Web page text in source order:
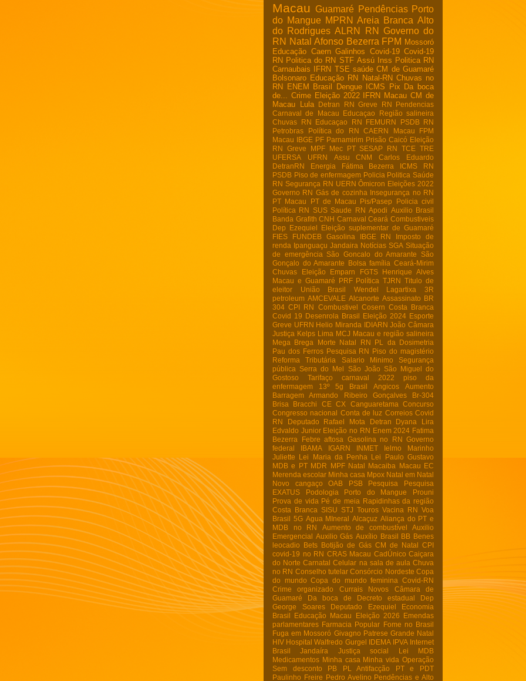
Macau Guamaré Pendências Porto
do Mangue MPRN Areia Branca Alto
do Rodrigues ALRN RN
Governo do
RN Natal Afonso Bezerra FPM Mossoró
Educação Caern Galinhos Covid-19 Covid-19
RN Politica do RN STF Assú Inss Politica RN
Carnaubais
IFRN TSE saúde CM de Guamaré
Bolsonaro Educação RN Natal-RN Chuvas no
RN
ENEM Brasil Dengue ICMS Pix Da boca
de...
Crime Eleição 2022 IFRN Macau CM de
Macau
Lula Detran RN Greve RN
Pendencias
Carnaval de Macau
Educaçao
Região salineira
Chuvas RN
Educaçao RN FEMURN
PSDB RN
Petrobras
Política do RN CAERN Macau
FPM
Macau IBGE PF Parnamirim Prisão Caicó Eleição
RN
Greve MPF Mec PT SESAP RN TCE TRE
UFERSA
UFRN Assu CNM
Carlos Eduardo
DetranRN
Energia Fátima Bezerra
ICMS RN
PSDB Piso de enfermagem Policia Politica Saúde
RN Segurança RN UERN Ômicron Eleições 2022
Governo RN Gás de cozinha Insegurança no RN
PT Macau
PT de Macau Pis/Pasep
Policia civil
Política RN
SUS Saude RN Apodi Auxilio Brasil
Banda Grafith CNH Carnaval Ceará Combustiveis
Dep Ezequiel
Eleição suplementar de Guamaré
FIES
FUNDEB Gasolina IBGE RN
Imposto de
renda Ipanguaçu Jandaira Notícias SGA Situação
de emergência
São Goncalo do Amarante
São
Gonçalo do Amarante
Bolsa família Ceará-Mirim
Chuvas
Eleição Emparn FGTS
Henrique Alves
Macau e Guamaré
PRF Política TJRN Titulo de
eleitor
União Brasil Wendel Lagartixa
3R
petroleum AMCEVALE Alcanorte Assassinato BR
304 CPI RN Combustivel Cosern Costa Branca
Covid 19 Desenrola Brasil Eleição 2024 Esporte
Greve UFRN Helio Miranda IDIARN João Câmara
Justiça Kelps Lima MCJ Macau e região salineira
Mega Brega
Morte Natal RN
PL da Dosimetria
Pau dos Ferros Pesquisa RN Piso do magistério
Reforma Tributária
Salario Minimo
Segurança
pública
Serra do Mel São João
São Miguel do
Gostoso
Tarifaço carnaval 2022
piso da
enfermagem
13º 5g Brasil Angicos
Aumento
Barragem Armando Ribeiro Gonçalves
Br-304
Brisa Bracchi
CE CX Canguaretama
Concurso
Congresso nacional Conta de luz Correios Covid
RN
Deputado Rafael Mota Detran
Dyana Lira
Edvaldo Junior Eleição no RN Enem 2024 Fatima
Bezerra
Febre aftosa Gasolina no RN Governo
federal
IBAMA IGARN INMET
Ielmo Marinho
Juliette
Lei Maria da Penha
Lei Paulo Gustavo
MDB e PT MDR MPF Natal Macaiba
Macau EC
Merenda escolar Minha casa Mpox Natal em Natal
Novo cangaço
OAB PSB Pesquisa
Pesquisa
EXATUS
Podologia Porto do Mangue
Prouni
Prova de vida Pé de meia Rapidinhas da região
Costa Branca
SISU STJ Touros Vacina RN Voa
Brasil 5G Agua MIneral Alcaçuz Aliança do PT e
MDB no RN
Aumento de combustível
Auxilio
Emergencial Auxilio Gás Auxílio Brasil BB Benes
leocadio
Bets Botijão de Gás CM de Natal CPI
covid-19 no RN CRAS Macau CadÚnico Caiçara
do Norte Carnatal Celular na sala de aula Chuva
no RN Conselho tutelar Consórcio Nordeste Copa
do mundo Copa do mundo feminina
Covid-RN
Crime organizado
Currais Novos
Câmara de
Guamaré
Da boca de Decreto estadual
Dep
George Soares
Deputado Ezequiel
Economia
Brasil
Educação Macau Eleição 2026
Emendas
parlamentares Farmacia Popular Fome no Brasil
Fuga em Mossoró Givagno Patrese Grande Natal
HIV Hospital Walfredo Gurgel IDEMA IPVA Internet
Brasil
Jandaíra Justiça social Lei
MDB
Medicamentos Minha casa Minha vida Operação
Sem desconto
PB PL Antifacção
PT e PDT
Paulinho Freire Pedro Avelino Pendências e Alto